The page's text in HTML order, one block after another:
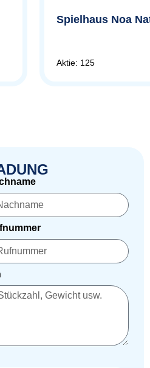
Spielhaus Noa
Aktie: 125